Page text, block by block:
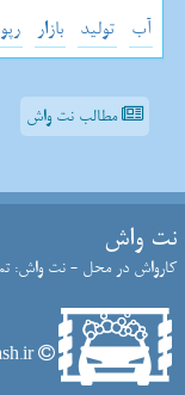
آب تولید بازار
مطالب نت واش
نت واش
کارواش در محل - نت واش:
netwash.ir - تمام حقوق سایت نت واش محفوظ است